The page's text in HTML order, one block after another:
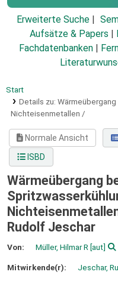
Erweiterte Suche
Aufsätze & Papers
Fachdatenbanken
Start
Details zu:
Nichteisenmetallen /
Normale Ansicht
ISBD
Wärmeübergang
Rudolf Jeschar
Von: Müller, Hilmar R [aut]
Mitwirkende(r): Jeschar,